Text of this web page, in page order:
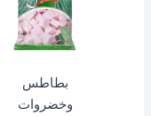
بطاطس
وخضروات